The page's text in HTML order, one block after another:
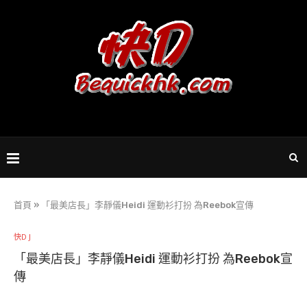
首頁 » 「最美店長」李靜儀Heidi 運動衫打扮 為Reebok宣傳
快D J
「最美店長」李靜儀Heidi 運動衫打扮 為Reebok宣
傳